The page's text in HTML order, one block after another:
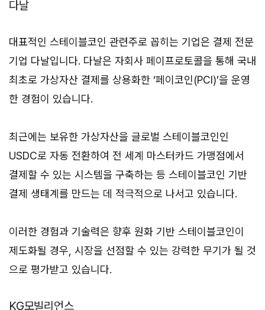
다날
대표적인 스테이블코인 관련주로 꼽히는 기업은 결제 전문
기업 다날입니다. 다날은 자회사 페이프로토콜을 통해 국내
최초로 가상자산 결제를 상용화한 ‘페이코인(PCI)’을 운영
한 경험이 있습니다.
최근에는 보유한 가상자산을 글로벌 스테이블코인인
USDC로 자동 전환하여 전 세계 마스터카드 가맹점에서
결제할 수 있는 시스템을 구축하는 등 스테이블코인 기반
결제 생태계를 만드는 데 적극적으로 나서고 있습니다.
이러한 경험과 기술력은 향후 원화 기반 스테이블코인이
제도화될 경우, 시장을 선점할 수 있는 강력한 무기가 될 것
으로 평가받고 있습니다.
KG모빌리언스